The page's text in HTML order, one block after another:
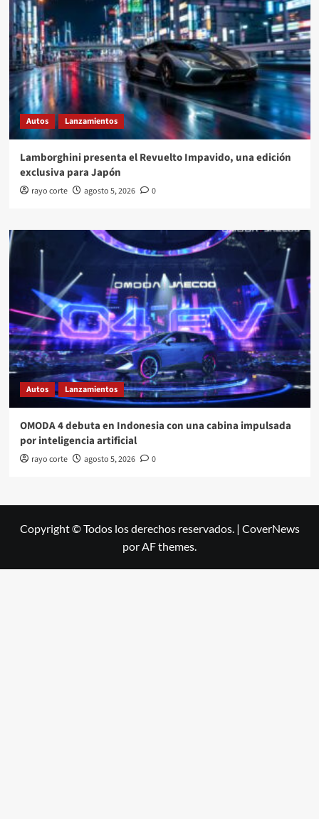
Autos Lanzamientos
Lamborghini presenta el Revuelto Impavido, una edición
exclusiva para Japón
rayo corte agosto 5, 2026 0
Autos Lanzamientos
OMODA 4 debuta en Indonesia con una cabina impulsada
por inteligencia artificial
rayo corte agosto 5, 2026 0
Copyright © Todos los derechos reservados. | CoverNews
por AF themes.